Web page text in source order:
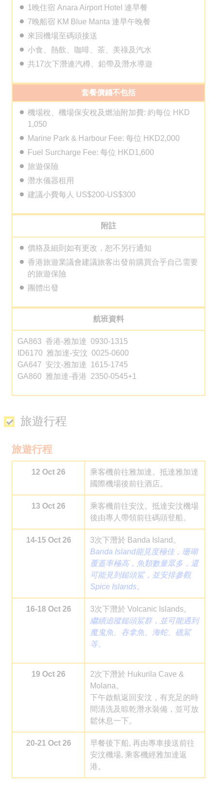
1晚住宿 Anara Airport Hotel 連早餐
7晚船宿 KM Blue Manta 連早午晚餐
來回機場至碼頭接送
小食、熱飲、咖啡、茶、美祿及汽水
共17次下潛連汽樽、鉛帶及潛水導遊
套餐價錢不包括
機場稅、機場保安稅及燃油附加費: 約每位 HKD
1,050
Marine Park & Harbour Fee: 每位 HKD2,000
Fuel Surcharge Fee: 每位 HKD1,600
旅遊保險
潛水儀器租用
建議小費每人 US$200-US$300
附註
價格及細則如有更改，恕不另行通知
香港旅遊業議會建議旅客出發前購買合乎自己需要
的旅遊保險
團體出發
航班資料
GA863 香港-雅加達 0930-1315
ID6170 雅加達-安汶 0025-0600
GA647 安汶-雅加達 1615-1745
GA860 雅加達-香港 2350-0545+1
旅遊行程
旅遊行程
12 Oct 26
乘客機前往雅加達。抵達雅加達
國際機場後前往酒店。
13 Oct 26
乘客機前往安汶。抵達安汶機場
後由專人帶領前往碼頭登船。
14-15 Oct 26
3次下潛於 Banda Island。
Banda Island能見度極佳，珊瑚
覆蓋率極高，魚類數量眾多，還
可能見到鎚頭鯊，並安排參觀
Spice Islands。
16-18 Oct 26
3次下潛於 Volcanic Islands。
繼續追蹤鎚頭鯊群，並可能遇到
魔鬼魚、吞拿魚、海蛇、礁鯊
等。
19 Oct 26
2次下潛於 Hukurila Cave &
Molana。
下午啟航返回安汶，有充足的時
間清洗及晾乾潛水裝備，並可放
鬆休息一下。
20-21 Oct 26
早餐後下船, 再由專車接送前往
安汶機場, 乘客機經雅加達返
港。